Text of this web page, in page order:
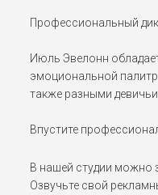
Профессиональный
Июль Эвелонн
эмоциональной
также разными
Впустите
В нашей студии можно
Озвучьте свой